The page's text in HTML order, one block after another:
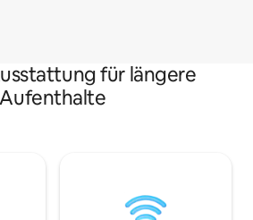
für längere
Aufenthalte